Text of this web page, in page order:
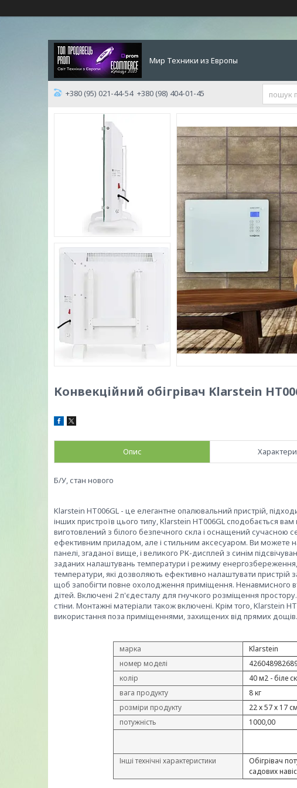
Мир Техники из Европы
+380 (95) 021-44-54 +380 (98) 404-01-45
Конвекційний обігрівач Klarstein
Опис
Б/У, стан нового
Klarstein HT006GL - це елегантне опалювальний пристрій,
інших пристроїв цього типу, Klarstein HT006GL сподобається
виготовлений з білого безпечного скла і оснащений сучасною
ефективним приладом, але і стильним аксесуаром. Ви можете
панелі, згаданої вище, і великого РК-дисплей з синім
заданих налаштувань температури і режиму
температури, які дозволяють ефективно налаштувати
щоб запобігти повне охолодження приміщення. Ненавмисного
дітей. Включені 2 п'єдесталу для гнучкого розміщення простору.
стіни. Монтажні матеріали також включені. Крім того, Klarstein
використання поза приміщеннями, захищених від прямих дощів.
марка
Klarstein
номер моделі
колір
40 м2 - біле
вага продукту
8 кг
розміри продукту
22 х 57 х 17 см
потужність
1000,00
Інші технічні характеристики
Обігрівач
садових